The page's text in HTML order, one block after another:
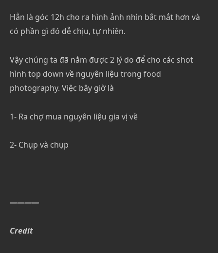
Hẳn là góc 12h cho ra hình ảnh nhìn bắt mắt hơn và
có phần gì đó dễ chịu, tự nhiên.
Vậy chúng ta đã nắm được 2 lý do để cho các shot
hình top down về nguyên liệu trong food
photography. Việc bây giờ là
1- Ra chợ mua nguyên liệu gia vị về
2- Chụp và chụp
————
Credit